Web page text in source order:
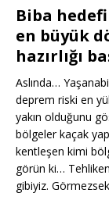
Biba
en büyük
hazırlığı
Aslında…
deprem riski en
yakın olduğunu
bölgeler kaçak
kentleşen kimi
görün ki…
gibiyiz.